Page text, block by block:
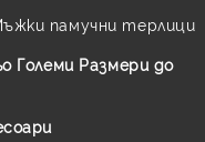
памучни терлици
Големи Размери до